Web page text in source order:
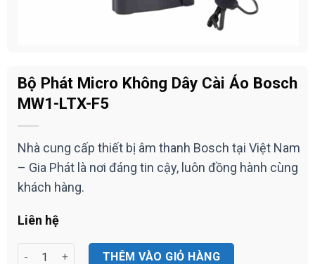
Bộ Phát Micro Không Dây Cài Áo Bosch
MW1-LTX-F5
Nhà cung cấp thiết bị âm thanh Bosch tại Việt Nam
– Gia Phát là nơi đáng tin cậy, luôn đồng hành cùng
khách hàng.
Liên hệ
Bộ Phát Micro Không Dây Cài Áo Bosch MW1-LTX-F5 số lượng
THÊM VÀO GIỎ HÀNG